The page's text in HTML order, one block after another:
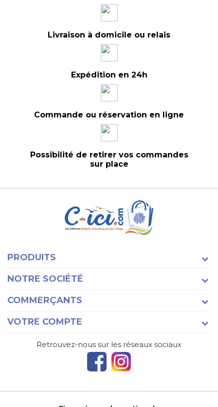
Livraison à domicile ou relais
Expédition en 24h
Commande ou réservation en ligne
Possibilité de retirer vos commandes
sur place
PRODUITS
NOTRE SOCIÉTÉ
COMMERÇANTS
VOTRE COMPTE
Retrouvez-nous sur les réseaux sociaux